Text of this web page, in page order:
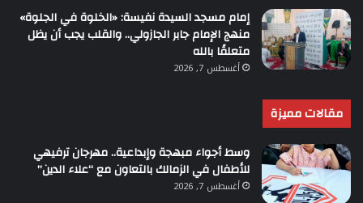
إمام مسجد السيدة نفيسة: «الخلوة في الجلوة»
منهج الإمام جابر الجازولي.. والقلب يجب أن يظل
متعلقًا بالله
أغسطس 7, 2026
مقالات مميزة
وسط أجواء مبهجة وإبداعية.. مهرجان ترفيهي
للأطفال في الزمالك بالتعاون مع “علاء الدين”
أغسطس 7, 2026